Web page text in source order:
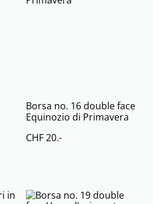
Borsa no. 16 double face
Equinozio di Primavera
CHF 20.-